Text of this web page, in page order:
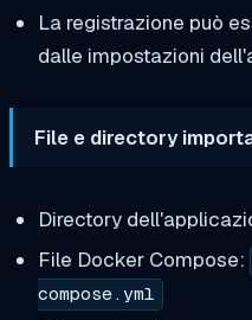
La registrazione può
dalle impostazioni
File e directory
Directory
File Docker Compose:
compose.yml